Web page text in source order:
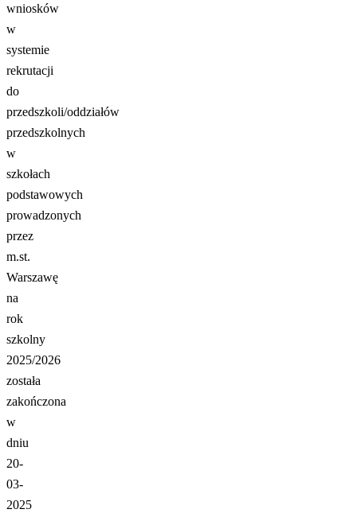
wniosków
w
systemie
rekrutacji
do
przedszkoli/oddziałów
przedszkolnych
w
szkołach
podstawowych
prowadzonych
przez
m.st.
Warszawę
na
rok
szkolny
2025/2026
została
zakończona
w
dniu
20-
03-
2025